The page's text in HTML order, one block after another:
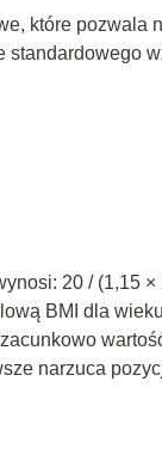
które pozwala
standardowego
20 / (1,15
BMI dla
narzuca